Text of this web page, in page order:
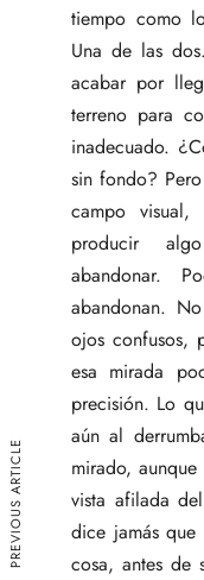
tiempo como
Una de las
acabar por
terreno para
inadecuado.
sin fondo?
campo
producir
abandonar.
abandonan.
ojos confusos,
esa mirada
precisión. Lo
aún al
mirado,
vista afilada
dice jamás
cosa, antes de
PREVIOUS ARTICLE